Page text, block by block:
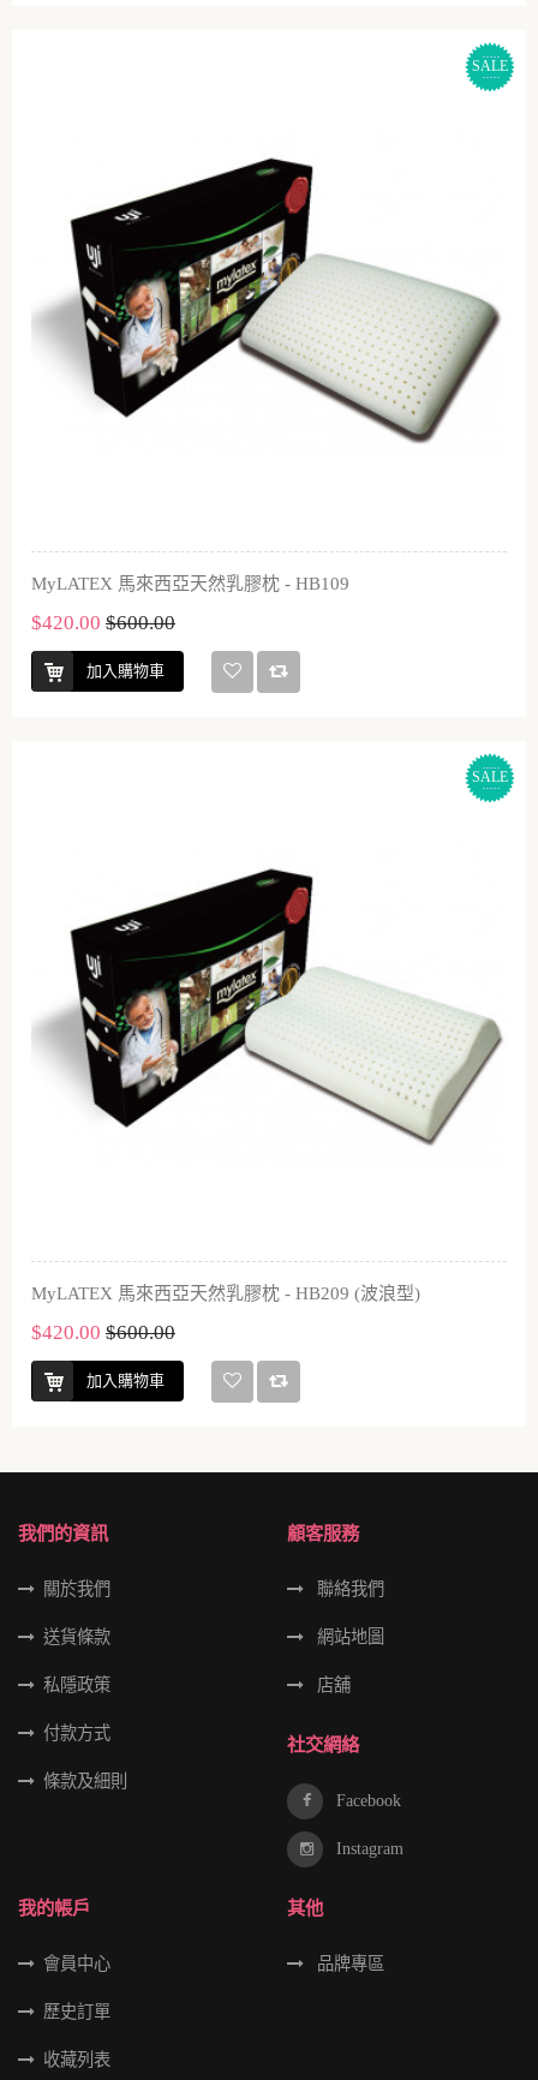
SALE
MyLATEX 馬來西亞天然乳膠枕 - HB109
$420.00 $600.00
加入購物車
SALE
MyLATEX 馬來西亞天然乳膠枕 - HB209 (波浪型)
$420.00 $600.00
加入購物車
我們的資訊
關於我們
送貨條款
私隱政策
付款方式
條款及細則
顧客服務
聯絡我們
網站地圖
店舖
社交網絡
Facebook
Instagram
我的帳戶
會員中心
歷史訂單
收藏列表
其他
品牌專區